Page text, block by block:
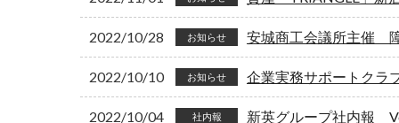
2022/10/28 お知らせ 安城商工会議所主催
2022/10/10 お知らせ 企業実務サポートク
2022/10/04 社内報 新英グループ社内報